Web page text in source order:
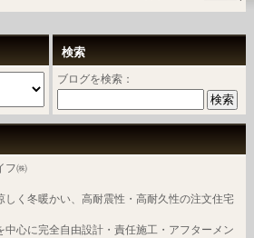
検索
ブログを検索：
フ㈱
しく冬暖かい、高耐震性・高耐久性の注文住宅
心に完全自由設計・責任施工・アフターメン